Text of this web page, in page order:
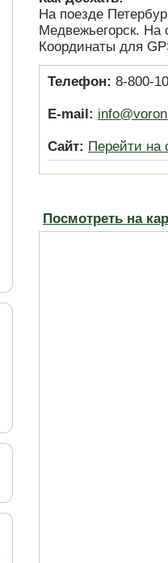
На поезде
Медвежьегорск. На
Координаты для
Телефон: 8-800-
E-mail:
Сайт: Перейти на
Посмотреть на